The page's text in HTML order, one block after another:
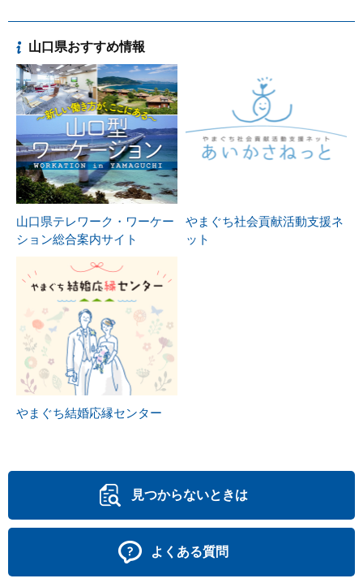
山口県おすすめ情報
山口県テレワーク・ワーケー
ション総合案内サイト
やまぐち社会貢献活動支援ネ
ット
やまぐち結婚応縁センター
見つからないときは
よくある質問